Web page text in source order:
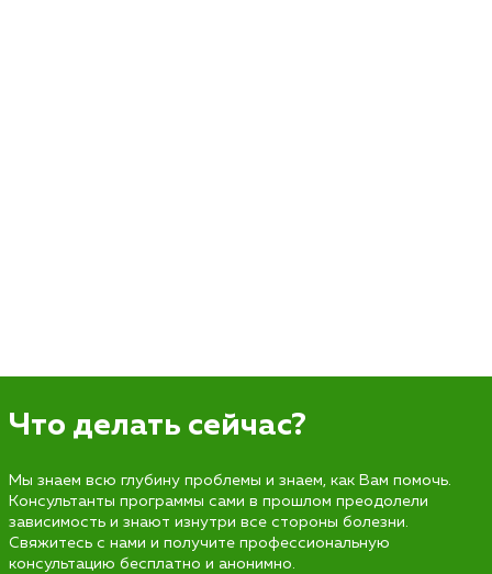
Что делать сейчас?
Мы знаем всю глубину проблемы и знаем, как Вам помочь.
Консультанты программы сами в прошлом преодолели
зависимость и знают изнутри все стороны болезни.
Свяжитесь с нами и получите профессиональную
консультацию бесплатно и анонимно.